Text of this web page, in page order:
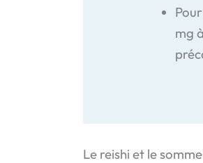
mg
Le reishi et le